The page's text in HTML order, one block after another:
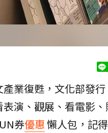
業復甦，文化部發行
演、觀展、看電影
券優惠懶人包，記